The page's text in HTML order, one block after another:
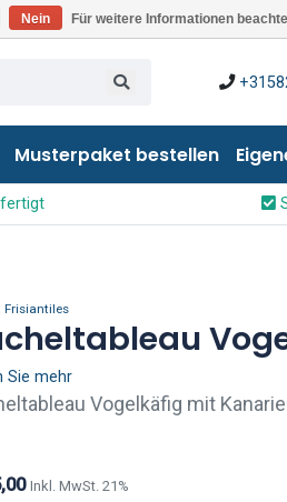
Nein Für weitere Informationen
Musterpaket bestellen
Frisiantiles
Sie mehr
Vogelkäfig mit
Inkl. MwSt. 21%